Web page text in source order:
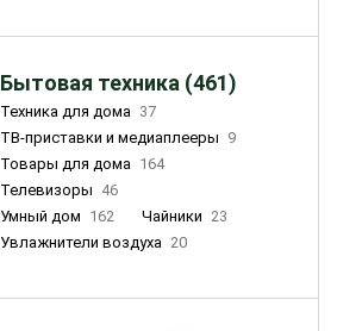
Бытовая техника (461)
Техника для дома 37
ТВ-приставки и медиаплееры 9
Товары для дома 164
Телевизоры 46
Умный дом 162 Чайники 23
Увлажнители воздуха 20